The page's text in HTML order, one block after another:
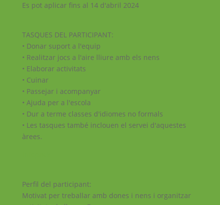
Es pot aplicar fins al 14 d'abril 2024
TASQUES DEL PARTICIPANT:
• Donar suport a l'equip
• Realitzar jocs a l'aire lliure amb els nens
• Elaborar activitats
• Cuinar
• Passejar i acompanyar
• Ajuda per a l'escola
• Dur a terme classes d'idiomes no formals
• Les tasques també inclouen el servei d'aquestes
àrees.
Perfil del participant:
Motivat per treballar amb dones i nens i organitzar